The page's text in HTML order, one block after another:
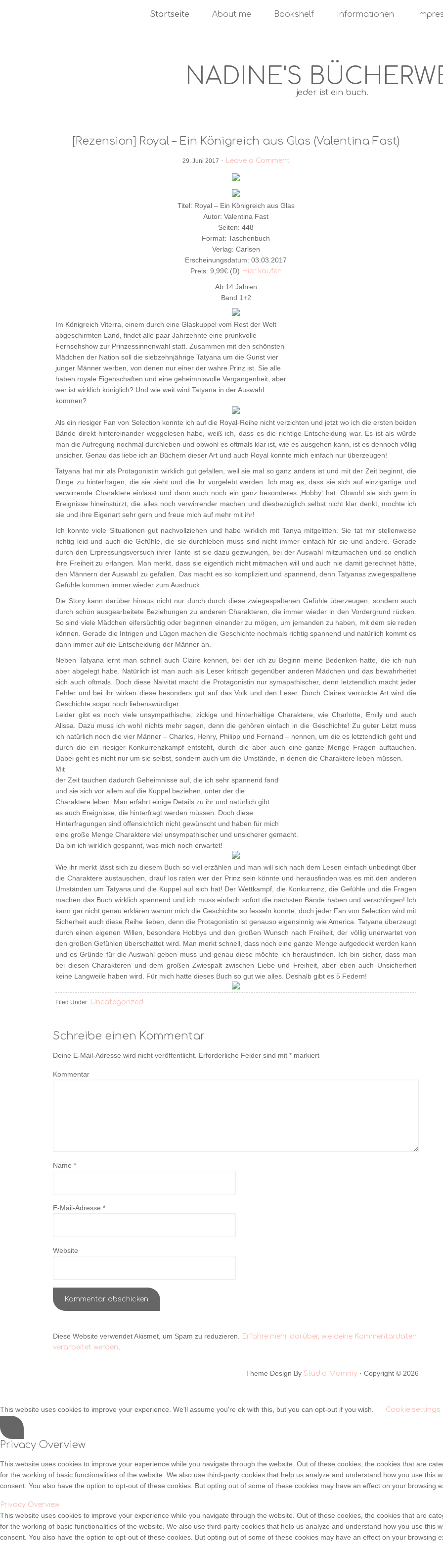
Startseite About me Bookshelf Informationen
NADINE'S
jeder ist ein buch.
[Rezension] Royal – Ein Königreich aus Glas (Valentina Fast)
29. Juni 2017 · Leave a Comment
Titel: Royal – Ein Königreich aus Glas
Autor: Valentina Fast
Seiten: 448
Format: Taschenbuch
Verlag: Carlsen
Erscheinungsdatum: 03.03.2017
Preis: 9,99€ (D) Hier kaufen
Ab 14 Jahren
Band 1+2
Im Königreich Viterra, einem durch eine Glaskuppel vom Rest der Welt
abgeschirmten Land, findet alle paar Jahrzehnte eine prunkvolle
Fernsehshow zur Prinzessinnenwahl statt. Zusammen mit den schönsten
Mädchen der Nation soll die siebzehnjährige Tatyana um die Gunst vier
junger Männer werben, von denen nur einer der wahre Prinz ist. Sie alle
haben royale Eigenschaften und eine geheimnisvolle Vergangenheit, aber
wer ist wirklich königlich? Und wie weit wird Tatyana in der Auswahl
kommen?
Als ein riesiger Fan von Selection konnte ich auf die Royal-Reihe nicht verzichten und jetzt wo ich die ersten beiden
Bände direkt hintereinander weggelesen habe, weiß ich, dass es die richtige Entscheidung war. Es ist als würde
man die Aufregung nochmal durchleben und obwohl es oftmals klar ist, wie es ausgehen kann, ist es dennoch völlig
unsicher. Genau das liebe ich an Büchern dieser Art und auch Royal konnte mich einfach nur überzeugen!
Tatyana hat mir als Protagonistin wirklich gut gefallen, weil sie mal so ganz anders ist und mit der Zeit beginnt, die
Dinge zu hinterfragen, die sie sieht und die ihr vorgelebt werden. Ich mag es, dass sie sich auf einzigartige und
verwirrende Charaktere einlässt und dann auch noch ein ganz besonderes ‚Hobby‘ hat. Obwohl sie sich gern in
Ereignisse hineinstürzt, die alles noch verwirrender machen und diesbezüglich selbst nicht klar denkt, mochte ich
sie und ihre Eigenart sehr gern und freue mich auf mehr mit ihr!
Ich konnte viele Situationen gut nachvollziehen und habe wirklich mit Tanya mitgelitten. Sie tat mir stellenweise
richtig leid und auch die Gefühle, die sie durchleben muss sind nicht immer einfach für sie und andere. Gerade
durch den Erpressungsversuch ihrer Tante ist sie dazu gezwungen, bei der Auswahl mitzumachen und so endlich
ihre Freiheit zu erlangen. Man merkt, dass sie eigentlich nicht mitmachen will und auch nie damit gerechnet hätte,
den Männern der Auswahl zu gefallen. Das macht es so kompliziert und spannend, denn Tatyanas zwiegespaltene
Gefühle kommen immer wieder zum Ausdruck.
Die Story kann darüber hinaus nicht nur durch durch diese zwiegespaltenen Gefühle überzeugen, sondern auch
durch schön ausgearbeitete Beziehungen zu anderen Charakteren, die immer wieder in den Vordergrund rücken.
So sind viele Mädchen eifersüchtig oder beginnen einander zu mögen, um jemanden zu haben, mit dem sie reden
können. Gerade die Intrigen und Lügen machen die Geschichte nochmals richtig spannend und natürlich kommt es
dann immer auf die Entscheidung der Männer an.
Neben Tatyana lernt man schnell auch Claire kennen, bei der ich zu Beginn meine Bedenken hatte, die ich nun
aber abgelegt habe. Natürlich ist man auch als Leser kritisch gegenüber anderen Mädchen und das bewahrheitet
sich auch oftmals. Doch diese Naivität macht die Protagonistin nur symapathischer, denn letztendlich macht jeder
Fehler und bei ihr wirken diese besonders gut auf das Volk und den Leser. Durch Claires verrückte Art wird die
Geschichte sogar noch liebenswürdiger.
Leider gibt es noch viele unsympathische, zickige und hinterhältige Charaktere, wie Charlotte, Emily und auch
Alissa. Dazu muss ich wohl nichts mehr sagen, denn die gehören einfach in die Geschichte! Zu guter Letzt muss
ich natürlich noch die vier Männer – Charles, Henry, Philipp und Fernand – nennen, um die es letztendlich geht und
durch die ein riesiger Konkurrenzkampf entsteht, durch die aber auch eine ganze Menge Fragen auftauchen.
Dabei geht es nicht nur um sie selbst, sondern auch um die Umstände, in denen die Charaktere leben müssen.
Mit
der Zeit tauchen dadurch Geheimnisse auf, die ich sehr spannend fand
und sie sich vor allem auf die Kuppel beziehen, unter der die
Charaktere leben. Man erfährt einige Details zu ihr und natürlich gibt
es auch Ereignisse, die hinterfragt werden müssen. Doch diese
Hinterfragungen sind offensichtlich nicht gewünscht und haben für mich
eine große Menge Charaktere viel unsympathischer und unsicherer gemacht.
Da bin ich wirklich gespannt, was mich noch erwartet!
Wie ihr merkt lässt sich zu diesem Buch so viel erzählen und man will sich nach dem Lesen einfach unbedingt über
die Charaktere austauschen, drauf los raten wer der Prinz sein könnte und herausfinden was es mit den anderen
Umständen um Tatyana und die Kuppel auf sich hat! Der Wettkampf, die Konkurrenz, die Gefühle und die Fragen
machen das Buch wirklich spannend und ich muss einfach sofort die nächsten Bände haben und verschlingen! Ich
kann gar nicht genau erklären warum mich die Geschichte so fesseln konnte, doch jeder Fan von Selection wird mit
Sicherheit auch diese Reihe lieben, denn die Protagonistin ist genauso eigensinnig wie America. Tatyana überzeugt
durch einen eigenen Willen, besondere Hobbys und den großen Wunsch nach Freiheit, der völlig unerwartet von
den großen Gefühlen überschattet wird. Man merkt schnell, dass noch eine ganze Menge aufgedeckt werden kann
und es Gründe für die Auswahl geben muss und genau diese möchte ich herausfinden. Ich bin sicher, dass man
bei diesen Charakteren und dem großen Zwiespalt zwischen Liebe und Freiheit, aber eben auch Unsicherheit
keine Langweile haben wird. Für mich hatte dieses Buch so gut wie alles. Deshalb gibt es 5 Federn!
Filed Under: Uncategorized
Schreibe einen Kommentar
Deine E-Mail-Adresse wird nicht veröffentlicht. Erforderliche Felder sind mit * markiert
Kommentar
Name *
E-Mail-Adresse *
Website
Diese Website verwendet Akismet, um Spam zu reduzieren.
Erfahre mehr darüber, wie deine Kommentardaten
verarbeitet werden
Theme Design By Studio Mommy · Copyright © 2026
This website uses cookies to improve your experience. We'll assume you're ok with this, but you can opt-out if you wish. Cookie settings
Privacy Overview
This website uses cookies to improve your experience while you navigate through the website. Out of these cookies, the cookies that are
for the working of basic functionalities of the website. We also use third-party cookies that help us analyze and understand how you use this
consent. You also have the option to opt-out of these cookies. But opting out of some of these cookies may have an effect on your browsing
Privacy Overview
This website uses cookies to improve your experience while you navigate through the website. Out of these cookies, the cookies that are
for the working of basic functionalities of the website. We also use third-party cookies that help us analyze and understand how you use this
consent. You also have the option to opt-out of these cookies. But opting out of some of these cookies may have an effect on your browsing